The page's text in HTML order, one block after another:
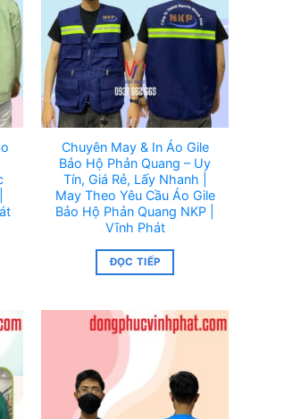
Chuyên May & In Áo Gile
Bảo Hộ Phản Quang – Uy
Tín, Giá Rẻ, Lấy Nhanh |
May Theo Yêu Cầu Áo Gile
Bảo Hộ Phản Quang NKP |
Vĩnh Phát
ĐỌC TIẾP